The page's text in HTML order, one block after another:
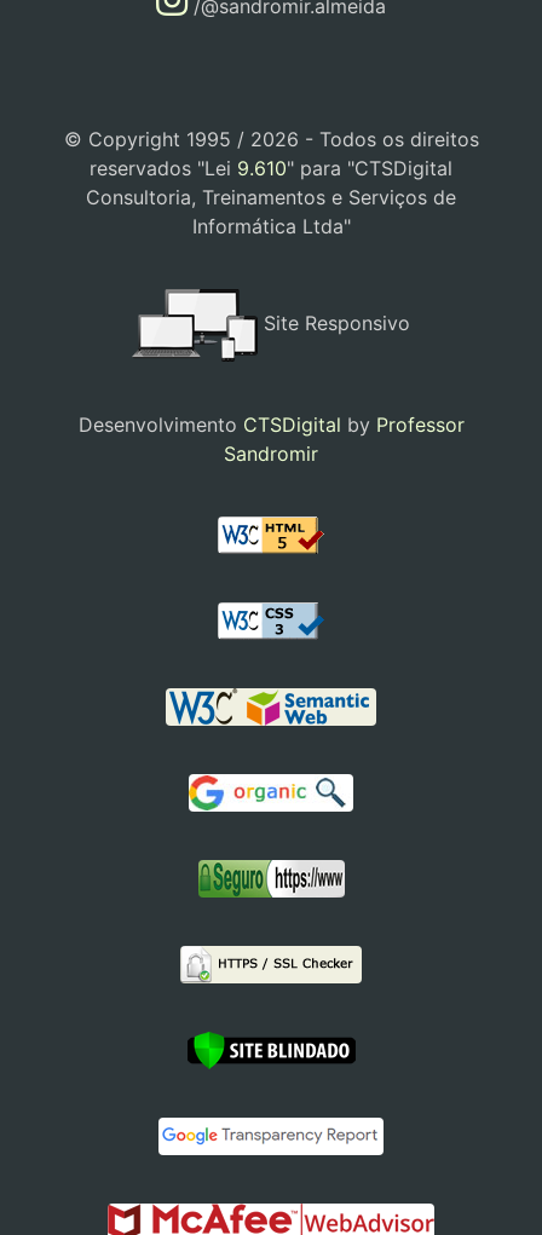
/@sandromir.almeida
© Copyright 1995 / 2026 - Todos os direitos
reservados "Lei 9.610" para "CTSDigital
Consultoria, Treinamentos e Serviços de
Informática Ltda"
Site Responsivo
Desenvolvimento CTSDigital by Professor
Sandromir